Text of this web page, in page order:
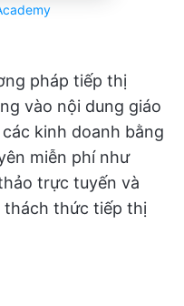
pháp tiếp thị
vào nội dung giáo
kinh doanh bằng
miễn phí như
trực tuyến và
thách thức tiếp thị